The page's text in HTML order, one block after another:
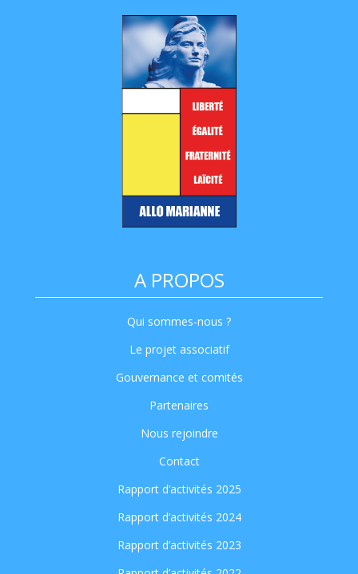
A PROPOS
Qui sommes-nous ?
Le projet associatif
Gouvernance et comités
Partenaires
Nous rejoindre
Contact
Rapport d’activités 2025
Rapport d’activités 2024
Rapport d’activités 2023